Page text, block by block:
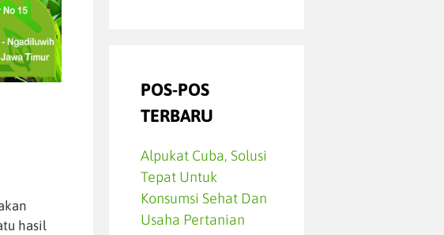
hasil
POS-POS
TERBARU
Alpukat Cuba, Solusi
Tepat Untuk
Konsumsi Sehat Dan
Usaha Pertanian